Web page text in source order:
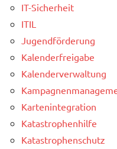
IT-Sicherheit
ITIL
Jugendförderung
Kalenderfreigabe
Kalenderverwaltung
Kartenintegration
Katastrophenhilfe
Katastrophenschutz